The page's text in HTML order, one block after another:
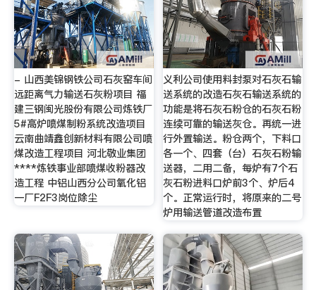
- 山西美锦钢铁公司石灰窑车间
远距离气力输送石灰粉项目 福
建三钢闽光股份有限公司炼铁厂
5#高炉喷煤制粉系统改造项目
云南曲靖鑫创新材料有限公司喷
煤改造工程项目 河北敬业集团
****炼铁事业部喷煤收粉器改
造工程 中铝山西分公司氧化铝
一厂F2F3岗位除尘
义利公司使用料封泵对石灰石输
送系统的改造石灰石输送系统的
功能是将石灰石粉仓的石灰石粉
连续可靠的输送灰仓。再统一进
行外置输送。粉仓两个，下料口
各一个、四套（台）石灰石粉输
送器，二用二备，每炉有7个石
灰石粉进料口炉前3个、炉后4
个。正常运行时，将原来的二号
炉用输送管道改造布置